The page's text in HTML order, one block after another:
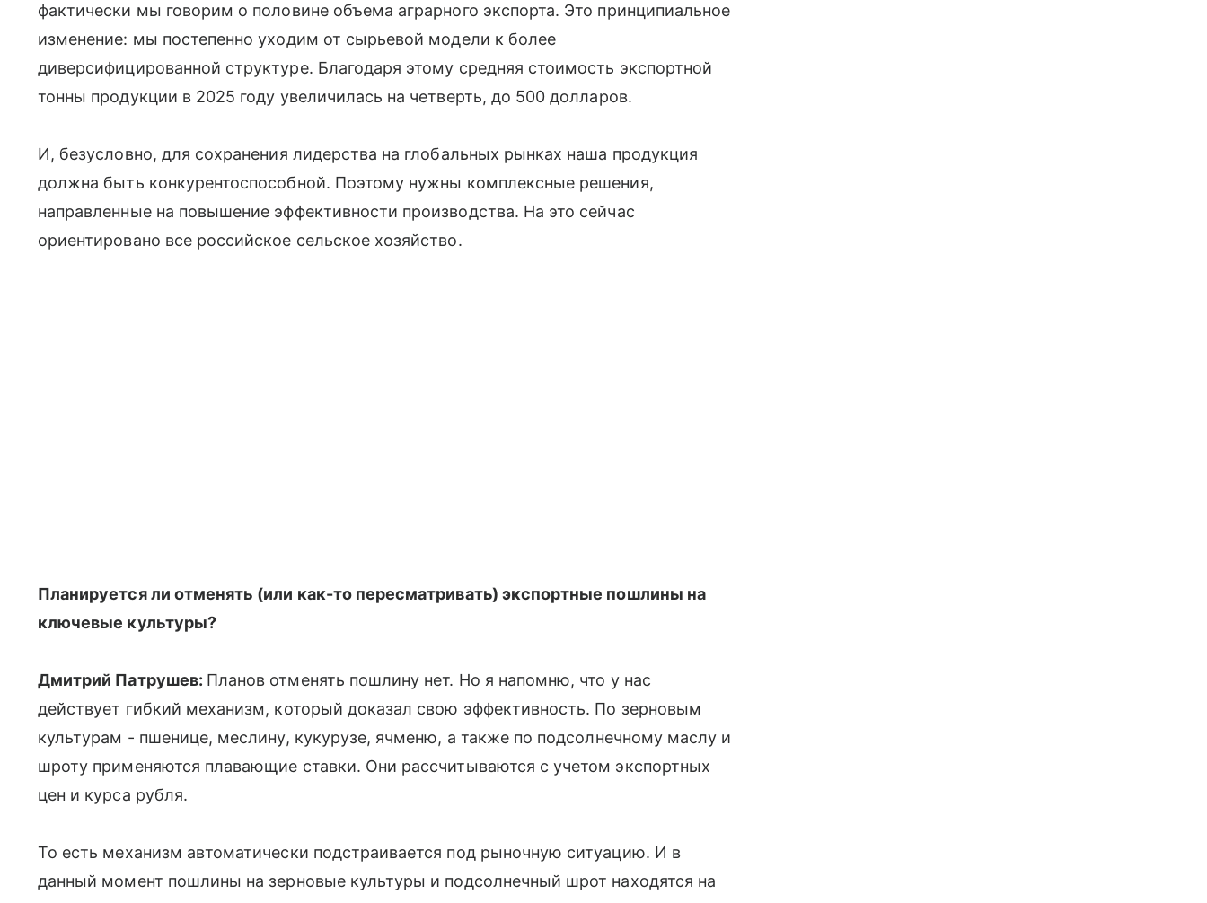
фактически мы говорим о половине объема аграрного экспорта. Это принципиальное
изменение: мы постепенно уходим от сырьевой модели к более
диверсифицированной структуре. Благодаря этому средняя стоимость экспортной
тонны продукции в 2025 году увеличилась на четверть, до 500 долларов.
И, безусловно, для сохранения лидерства на глобальных рынках наша продукция
должна быть конкурентоспособной. Поэтому нужны комплексные решения,
направленные на повышение эффективности производства. На это сейчас
ориентировано все российское сельское хозяйство.
Планируется ли отменять (или как-то пересматривать) экспортные пошлины на
ключевые культуры?
Дмитрий Патрушев: Планов отменять пошлину нет. Но я напомню, что у нас
действует гибкий механизм, который доказал свою эффективность. По зерновым
культурам - пшенице, меслину, кукурузе, ячменю, а также по подсолнечному маслу и
шроту применяются плавающие ставки. Они рассчитываются с учетом экспортных
цен и курса рубля.
То есть механизм автоматически подстраивается под рыночную ситуацию. И в
данный момент пошлины на зерновые культуры и подсолнечный шрот находятся на